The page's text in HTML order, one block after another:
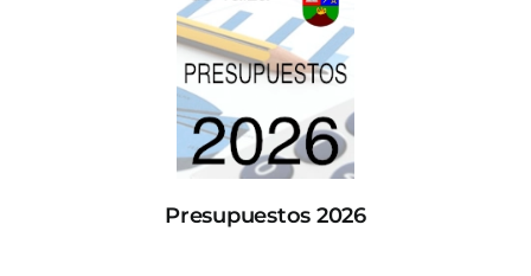
Presupuestos 2026